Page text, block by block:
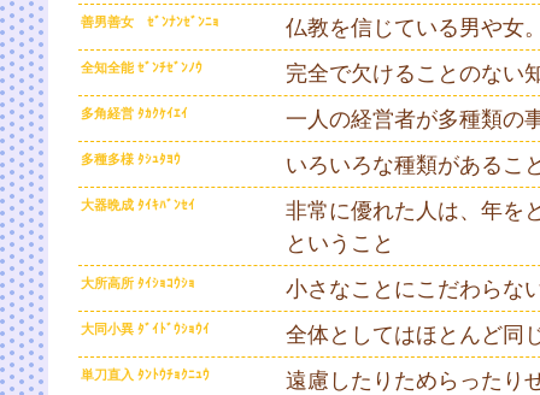
善男善女 ｾﾞﾝﾅﾝｾﾞﾝﾆｮ 仏教を信じている男や女
全知全能 ｾﾞﾝﾁｾﾞﾝﾉｳ 完全で欠けることのない
多角経営 ﾀｶｸｹｲｴｲ 一人の経営者が多種類の
多種多様 ﾀｼｭﾀﾖｳ いろいろな種類があるこ
大器晩成 ﾀｲｷﾊﾞﾝｾｲ
非常に優れた人は、年を
ということ
大所高所 ﾀｲｼｮｺｳｼｮ 小さなことにこだわらな
大同小異 ﾀﾞｲﾄﾞｳｼｮｳｲ 全体としてはほとんど同
単刀直入 ﾀﾝﾄｳﾁｮｸﾆｭｳ
遠慮したりためらったり